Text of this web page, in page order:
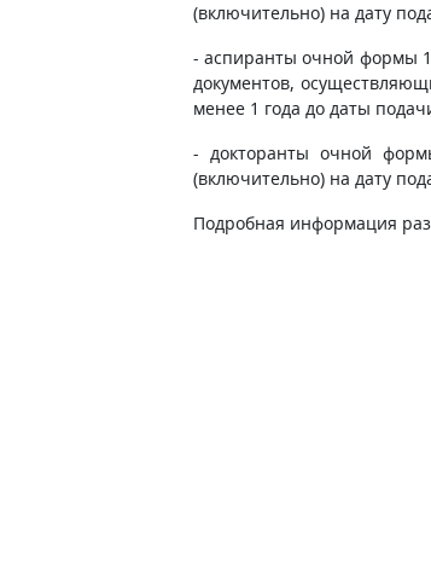
(включительно) на дату
- аспиранты очной формы 1
документов,
менее 1 года до даты
- докторанты очной
(включительно) на дату
Подробная информация